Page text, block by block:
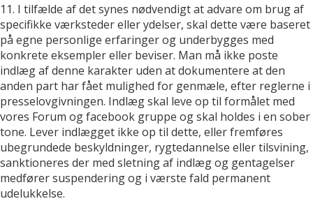
11. I tilfælde af det synes nødvendigt at advare om brug af
specifikke værksteder eller ydelser, skal dette være baseret
på egne personlige erfaringer og underbygges med
konkrete eksempler eller beviser. Man må ikke poste
indlæg af denne karakter uden at dokumentere at den
anden part har fået mulighed for genmæle, efter reglerne i
presselovgivningen. Indlæg skal leve op til formålet med
vores Forum og facebook gruppe og skal holdes i en sober
tone. Lever indlægget ikke op til dette, eller fremføres
ubegrundede beskyldninger, rygtedannelse eller tilsvining,
sanktioneres der med sletning af indlæg og gentagelser
medfører suspendering og i værste fald permanent
udelukkelse.